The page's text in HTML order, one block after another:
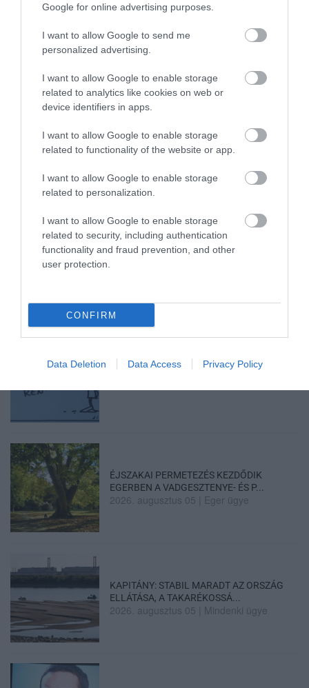
Google for online advertising purposes.
I want to allow Google to send me
personalized advertising.
I want to allow Google to enable storage
related to analytics like cookies on web or
device identifiers in apps.
I want to allow Google to enable storage
related to functionality of the website or app.
I want to allow Google to enable storage
related to personalization.
I want to allow Google to enable storage
related to security, including authentication
functionality and fraud prevention, and other
user protection.
CONFIRM
Data Deletion Data Access Privacy Policy
KATONAI HELIKOPTEREK SEGÍTIK AZ
OLTÁST A DÉDESTAPOLCSÁNYI...
VISSZATÉR EGER BELVÁROSÁNAK
LEGNAGYOBB BORÜNNEPE: AUGUSZT...
Programok
„A NER-FELESÉGEK GYEREKKEL
SIOR: RAJZOK HAZA 98.
ÉJSZAKAI PERMETEZÉS KEZDŐDIK
EGERBEN A VADGESZTENYE- ÉS P...
2026. augusztus 05 Eger ügye
KAPITÁNY: STABIL MARADT AZ ORSZÁG
ELLÁTÁSA, A TAKARÉKOSSÁ...
2026. augusztus 05 Mindenki ügye